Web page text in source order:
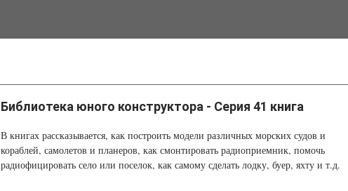
Библиотека юного конструктора - Серия 41 книга
В книгах рассказывается, как построить модели различных морских судов и
кораблей, самолетов и планеров, как смонтировать радиоприемник, помочь
радиофицировать село или поселок, как самому сделать лодку, буер, яхту и т.д.